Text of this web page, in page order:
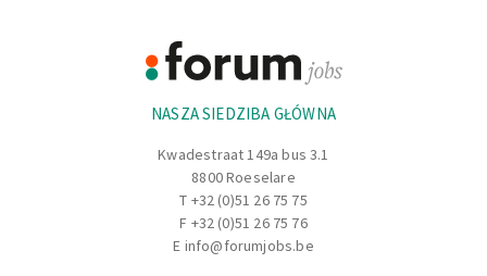
NASZA SIEDZIBA GŁÓWNA
Kwadestraat 149a bus 3.1
8800 Roeselare
T +32 (0)51 26 75 75
F +32 (0)51 26 75 76
E info@forumjobs.be